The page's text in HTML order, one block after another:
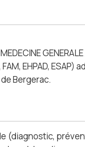
GENERALE
EHPAD, ESAP)
Bergerac.
(diagnostic,